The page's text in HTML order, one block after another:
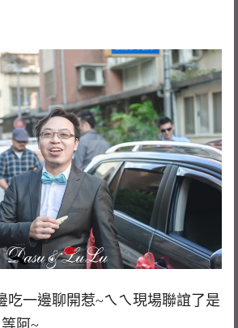
吃一邊聊開惹~ㄟㄟ現場聯誼了是
阿~